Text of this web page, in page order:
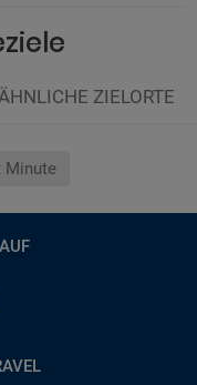
ZIELORTE
Minute